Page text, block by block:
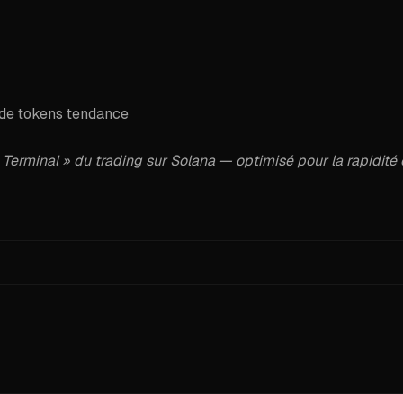
tokens tendance
» du trading sur Solana — optimisé pour la rapidité